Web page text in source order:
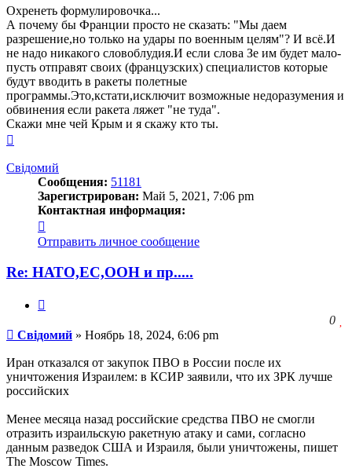
Охренеть формулировочка...
А почему бы Франции просто не сказать: "Мы даем
разрешение,но только на удары по военным целям"? И всё.И
не надо никакого словоблудия.И если слова Зе им будет мало-
пусть отправят своих (французских) специалистов которые
будут вводить в ракеты полетные
программы.Это,кстати,исключит возможные недоразумения и
обвинения если ракета ляжет "не туда".
Скажи мне чей Крым и я скажу кто ты.
началу
Свідомий
Сообщения: 51181
Зарегистрирован: Май 5, 2021, 7:06 pm
Контактная информация:
информация
пользователя
Свідомий
Отправить личное сообщение
Re: НАТО,ЕС,ООН и пр.....
0
Сообщение
Свідомий » Ноябрь 18, 2024, 6:06 pm
Иран отказался от закупок ПВО в России после их
уничтожения Израилем: в КСИР заявили, что их ЗРК лучше
российских
Менее месяца назад российские средства ПВО не смогли
отразить израильскую ракетную атаку и сами, согласно
данным разведок США и Израиля, были уничтожены, пишет
The Moscow Times.